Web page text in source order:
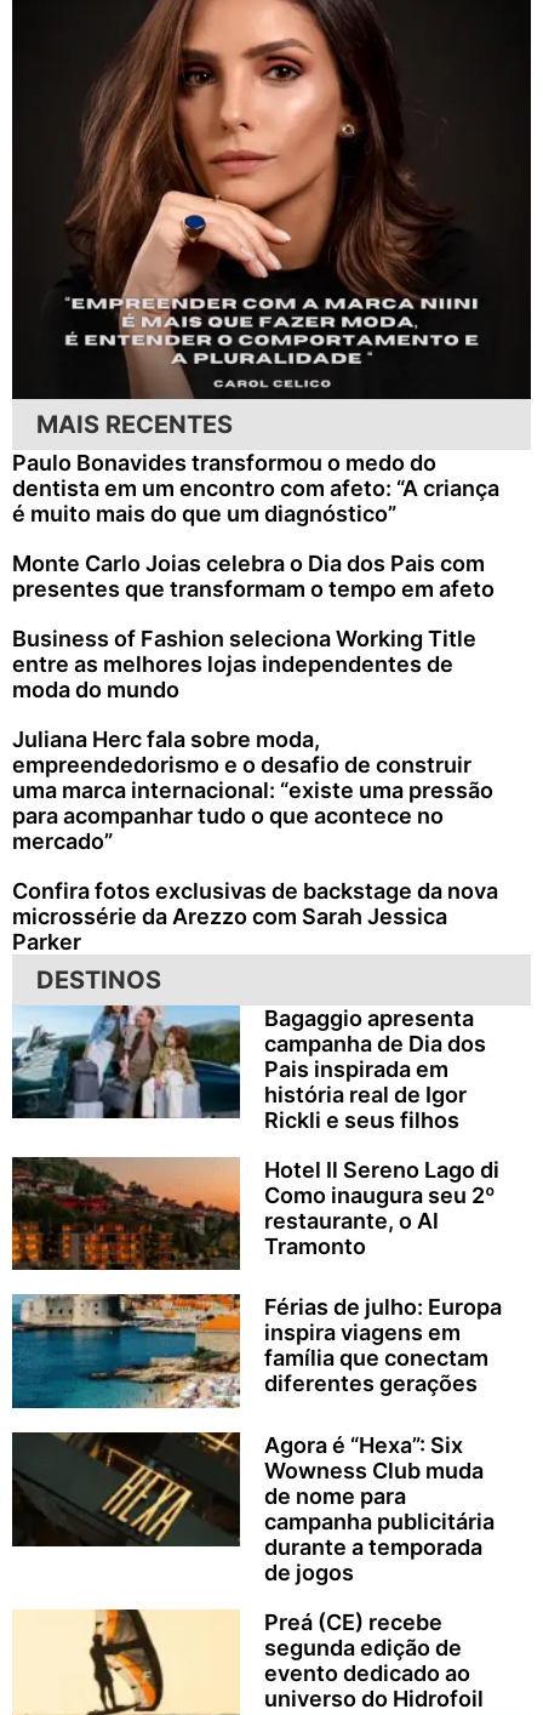
MAIS RECENTES
Paulo Bonavides transformou o medo do
dentista em um encontro com afeto: “A criança
é muito mais do que um diagnóstico”
Monte Carlo Joias celebra o Dia dos Pais com
presentes que transformam o tempo em afeto
Business of Fashion seleciona Working Title
entre as melhores lojas independentes de
moda do mundo
Juliana Herc fala sobre moda,
empreendedorismo e o desafio de construir
uma marca internacional: “existe uma pressão
para acompanhar tudo o que acontece no
mercado”
Confira fotos exclusivas de backstage da nova
microssérie da Arezzo com Sarah Jessica
Parker
DESTINOS
Bagaggio apresenta
campanha de Dia dos
Pais inspirada em
história real de Igor
Rickli e seus filhos
Hotel Il Sereno Lago di
Como inaugura seu 2º
restaurante, o Al
Tramonto
Férias de julho: Europa
inspira viagens em
família que conectam
diferentes gerações
Agora é “Hexa”: Six
Wowness Club muda
de nome para
campanha publicitária
durante a temporada
de jogos
Preá (CE) recebe
segunda edição de
evento dedicado ao
universo do Hidrofoil